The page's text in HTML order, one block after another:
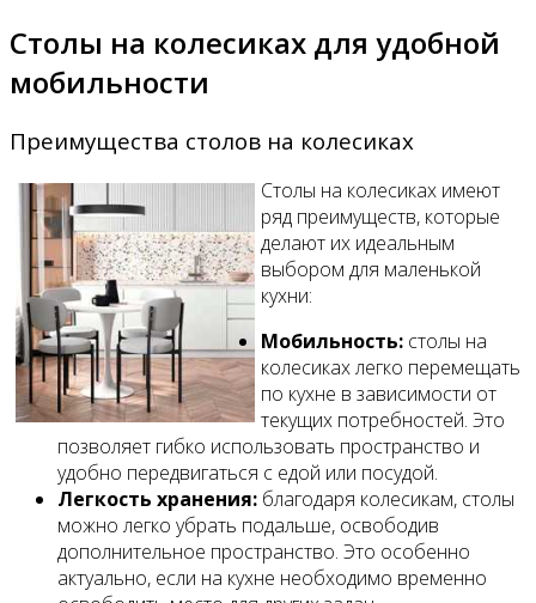
Столы на колесиках для удобной
мобильности
Преимущества столов на колесиках
Столы на колесиках имеют
ряд преимуществ, которые
делают их идеальным
выбором для маленькой
кухни:
Мобильность: столы на
колесиках легко перемещать
по кухне в зависимости от
текущих потребностей. Это
позволяет гибко использовать пространство и
удобно передвигаться с едой или посудой.
Легкость хранения: благодаря колесикам, столы
можно легко убрать подальше, освободив
дополнительное пространство. Это особенно
актуально, если на кухне необходимо временно